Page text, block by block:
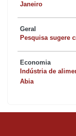
Janeiro
Geral
Pesquisa sugere
Economia
Indústria de
Abia